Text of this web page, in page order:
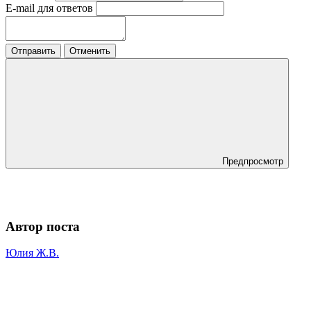
E-mail для ответов
Отправить Отменить
Предпросмотр
Автор поста
Юлия Ж.В.